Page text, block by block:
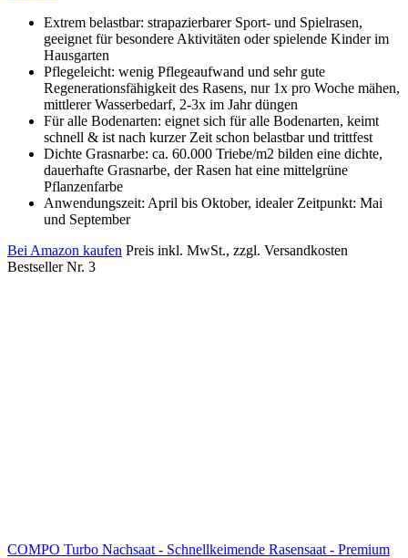
Extrem belastbar: strapazierbarer Sport- und Spielrasen,
geeignet für besondere Aktivitäten oder spielende Kinder im
Hausgarten
Pflegeleicht: wenig Pflegeaufwand und sehr gute
Regenerationsfähigkeit des Rasens, nur 1x pro Woche mähen,
mittlerer Wasserbedarf, 2-3x im Jahr düngen
Für alle Bodenarten: eignet sich für alle Bodenarten, keimt
schnell & ist nach kurzer Zeit schon belastbar und trittfest
Dichte Grasnarbe: ca. 60.000 Triebe/m2 bilden eine dichte,
dauerhafte Grasnarbe, der Rasen hat eine mittelgrüne
Pflanzenfarbe
Anwendungszeit: April bis Oktober, idealer Zeitpunkt: Mai
und September
Bei Amazon kaufen Preis inkl. MwSt., zzgl. Versandkosten
Bestseller Nr. 3
COMPO Turbo Nachsaat - Schnellkeimende Rasensaat - Premium